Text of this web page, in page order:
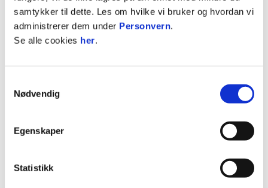
samtykker til dette. Les om hvilke vi bruker og hvordan vi
administrerer dem under Personvern.
Se alle cookies her.
Nødvendig
Egenskaper
Statistikk
2022
HamKam 3 0 0
0
2021
HamKam
2021
2021
HamKam 29 8 4 1
0
0
0
0
0
0
0
2018
0
0